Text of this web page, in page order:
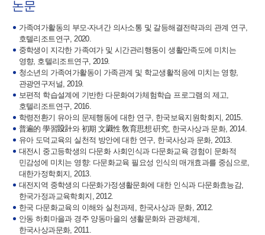
논문
가족여가활동의 부모-자녀간 의사소통 및 갈등해결전략과의 관계 연구,
호텔리조트연구, 2020.
중학생이 지각한 가족여가 및 시간관리행동이 생활만족도에 미치는
영향, 호텔리조트연구, 2019.
청소년의 가족여가활동이 가족관계 및 학교생활적응에 미치는 영향,
관광연구저널, 2019.
보편적 학습설계에 기반한 다문화여가체험학습 프로그램의 제고,
호텔리조트연구, 2016.
학령전환기 유아의 문제행동에 대한 연구, 한국보육지원학회지, 2015.
普遍的 學習設計와 初期 文識性 敎育思想 硏究, 한국사상과 문화, 2014.
유아 도덕교육의 실천적 방안에 대한 연구, 한국사상과 문화, 2013.
대전시 중고등학생의 다문화 사회인식과 다문화교육 경험이 문화적
민감성에 미치는 영향: 다문화교육 필요성 인식의 매개효과를 중심으로,
대한가정학회지, 2013.
대전지역 중학생의 다문화가정생활문화에 대한 인식과 다문화효능감,
한국가정과교육학회지, 2012.
한국 다문화교육의 이해와 실천과제, 한국사상과 문화, 2012.
안동 하회마을과 경주 양동마을의 생활문화와 관광체계,
한국사상과문화, 2011.